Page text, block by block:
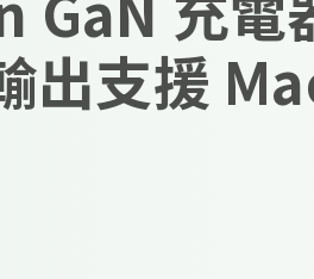
出支援